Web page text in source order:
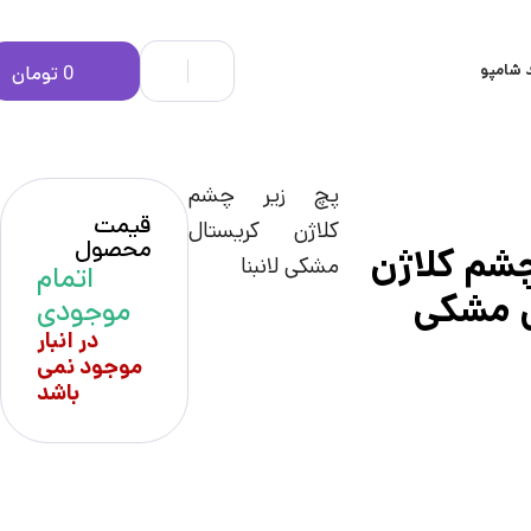
شامپو 0 تومان
کلاژن
مشکی
پچ زیر چشم
کلاژن کریستال
مشکی لانبنا
قیمت
محصول
اتمام
موجودی
در انبار
موجود نمی
باشد